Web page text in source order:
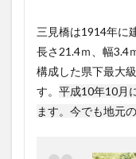
三見橋は1914年に
長さ21.4ｍ、幅3.4
構成した県下最大
す。 平成10年10月
ます。今でも地元